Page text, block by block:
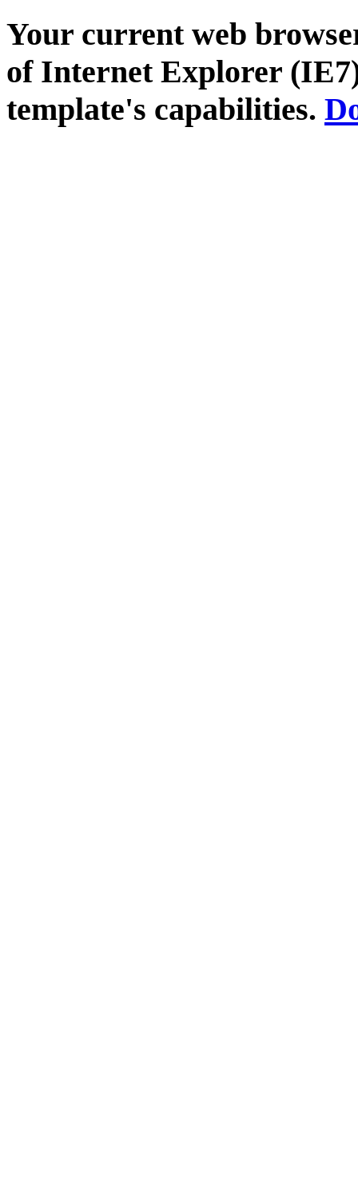
Your current web
of Internet Explorer
template's capabilities.